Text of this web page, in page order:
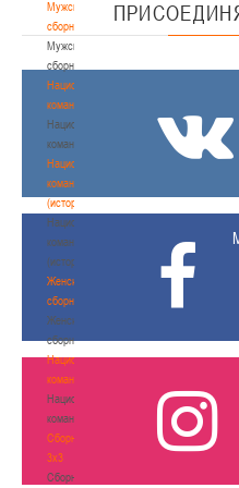
Мужские
сборные
Мужские
сборные
Национальная
команда
Национальная
команда
Национальная
команда
(история)
Национальная
команда
(история)
Женские
сборные
Женские
сборные
Национальная
команда
Национальная
команда
Сборные
3х3
Сборные